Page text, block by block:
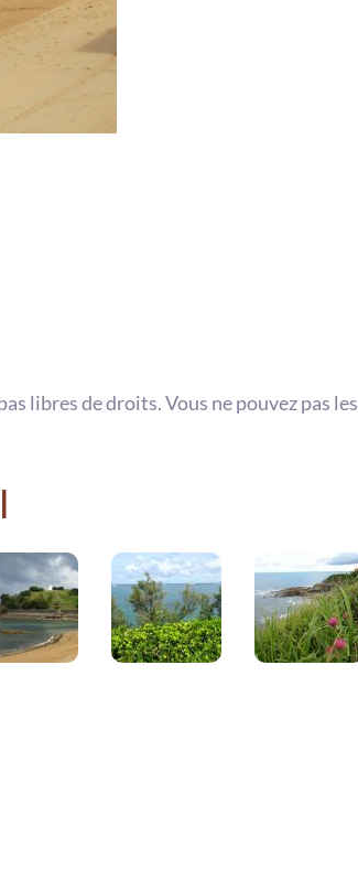
libres de droits. Vous ne pouvez pas les